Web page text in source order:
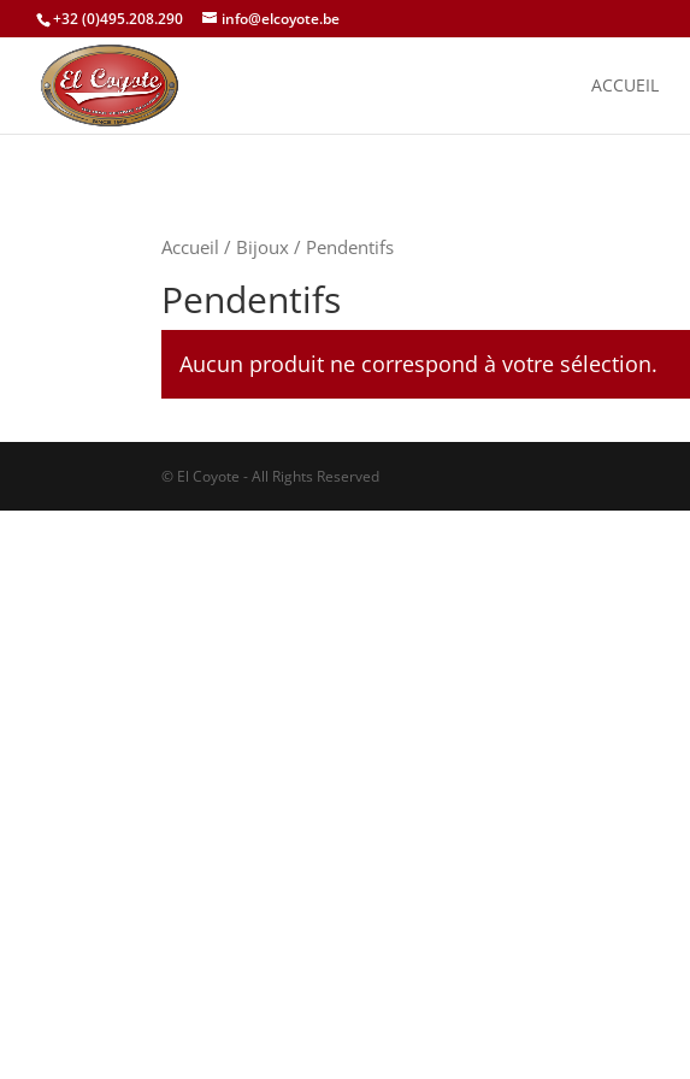
+32 (0)495.208.290 info@elcoyote.be
ACCUEIL
Accueil / Bijoux / Pendentifs
Pendentifs
Aucun produit ne correspond à votre sélection.
© El Coyote - All Rights Reserved